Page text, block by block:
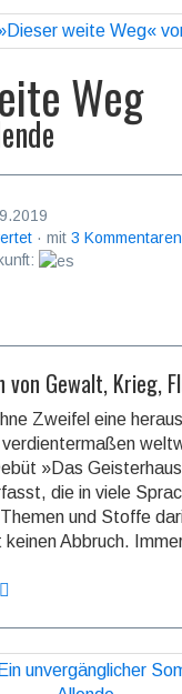
Weg
· mit 3 Kommentaren
von Gewalt, Krieg,
Zweifel eine
»Das
die in viele
und Stoffe
Abbruch.